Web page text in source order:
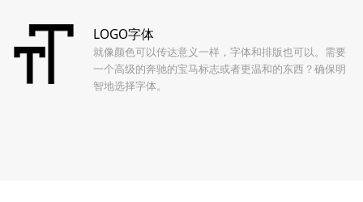
LOGO字体
就像颜色可以传达意义一样，字体和排版也可以。需要
一个高级的奔驰的宝马标志或者更温和的东西？确保明
智地选择字体。